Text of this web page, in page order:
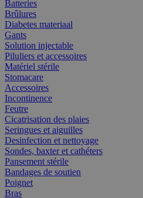
Batteries
Brûlures
Diabetes materiaal
Gants
Solution injectable
Piluliers et accessoires
Matériel stérile
Stomacare
Accessoires
Incontinence
Feutre
Cicatrisation des plaies
Seringues et aiguilles
Desinfection et nettoyage
Sondes, baxter et cathéters
Pansement stérile
Bandages de soutien
Poignet
Bras